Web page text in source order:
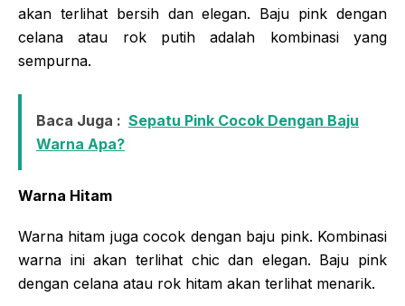
akan terlihat bersih dan elegan. Baju pink dengan
celana atau rok putih adalah kombinasi yang
sempurna.
Baca Juga : Sepatu Pink Cocok Dengan Baju
Warna Apa?
Warna Hitam
Warna hitam juga cocok dengan baju pink. Kombinasi
warna ini akan terlihat chic dan elegan. Baju pink
dengan celana atau rok hitam akan terlihat menarik.